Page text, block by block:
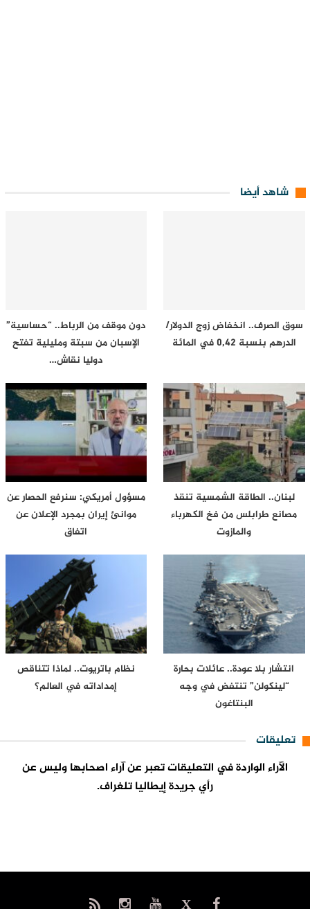
شاهد أيضا
سوق الصرف.. انخفاض زوج الدولار/
الدرهم بنسبة 0,42 في المائة
دون موقف من الرباط.. “حساسية”
الإسبان من سبتة ومليلية تفتح
دوليا نقاش…
لبنان.. الطاقة الشمسية تنقذ
مصانع طرابلس من فخ الكهرباء
والمازوت
مسؤول أمريكي: سنرفع الحصار عن
موانئ إيران بمجرد الإعلان عن
اتفاق
انتشار بلا عودة.. عائلات بحارة
“لينكولن” تنتفض في وجه
البنتاغون
نظام باتريوت.. لماذا تتناقص
إمداداته في العالم؟
تعليقات
الآراء الواردة في التعليقات تعبر عن آراء اصحابها وليس عن
رأي جريدة إيطاليا تلغراف.